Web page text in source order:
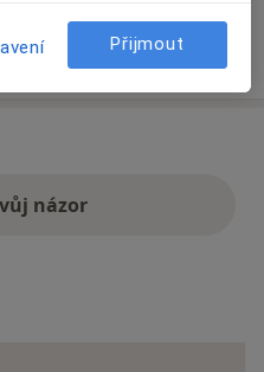
adrese
názor
Přijmout